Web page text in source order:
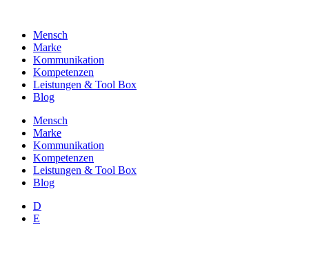
wechselnMensch
Marke
Kommunikation
Kompetenzen
Leistungen & Tool Box
Blog
Mensch
Marke
Kommunikation
Kompetenzen
Leistungen & Tool Box
Blog
D
E